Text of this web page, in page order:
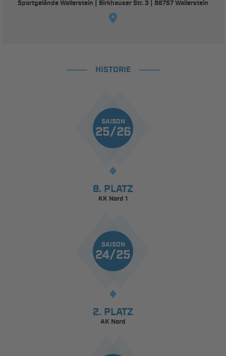
Sportgelände Wallerstein | Birkhauser Str. 3 | 86757 Wallerstein
HISTORIE
SAISON
25/26
8. PLATZ
KK Nord 1
SAISON
24/25
2. PLATZ
AK Nord